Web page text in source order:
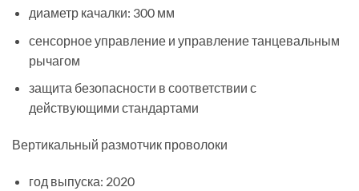
диаметр качалки: 300 мм
сенсорное управление и управление танцевальным
рычагом
защита безопасности в соответствии с
действующими стандартами
Вертикальный размотчик проволоки
год выпуска: 2020